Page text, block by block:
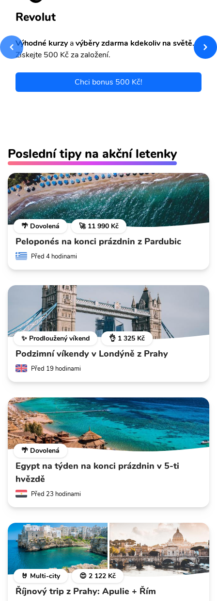
Revolut
Výhodné kurzyavýběry zdarma kdekoliv na světě.
Získejte 500 Kč za založení.
Chci bonus 500 Kč!
Poslední tipy na akční letenky
🌴 Dovolená 🚀 11 990 Kč
Peloponés na konci prázdnin z Pardubic
Před 4 hodinami
✨ Prodloužený víkend 👌 1 325 Kč
Podzimní víkendy v Londýně z Prahy
Před 19 hodinami
🌴 Dovolená
Egypt na týden na konci prázdnin v 5-ti
hvězdě
Před 23 hodinami
🤘 Multi-city 😍 2 122 Kč
Říjnový trip z Prahy: Apulie + Řím